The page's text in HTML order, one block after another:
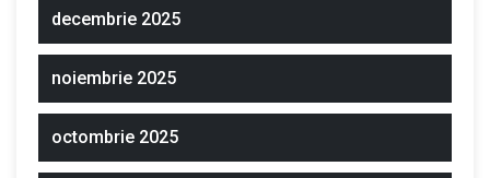
decembrie 2025
noiembrie 2025
octombrie 2025